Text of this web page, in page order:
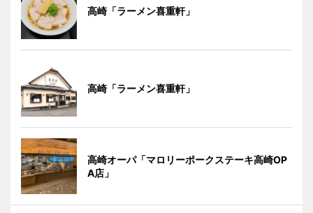
高崎「ラーメン喜重軒」
高崎「ラーメン喜重軒」
高崎オーパ「マロリーポークステーキ高崎OP
A店」